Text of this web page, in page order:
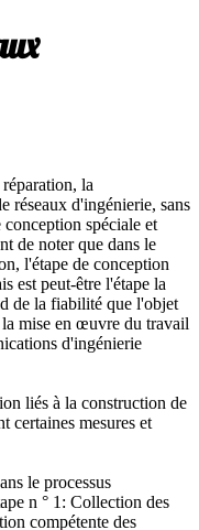
la
réseaux d'ingénierie, sans
spéciale et
de noter que dans le
l'étape de conception
est peut-être l'étape la
de la fiabilité que l'objet
mise en œuvre du travail
d'ingénierie
liés à la construction de
certaines mesures et
le processus
n ° 1: Collection des
compétente des